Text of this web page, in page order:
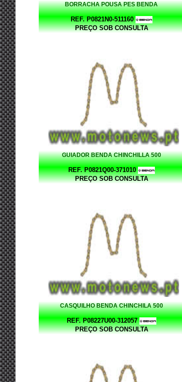
BORRACHA POUSA PES BENDA
REF. P0821N0-511160
PREÇO SOB CONSULTA
GUIADOR BENDA CHINCHILLA 500
REF. P0821Q00-371010
PREÇO SOB CONSULTA
CASQUILHO BENDA CHINCHILA 500
REF. P08227U00-312057
PREÇO SOB CONSULTA